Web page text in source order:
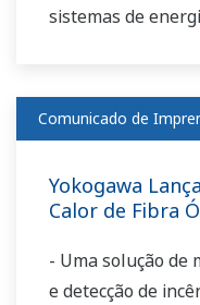
sistemas de
Comunicado de
Yokogawa
Calor de Fibra
- Uma solução de
e detecção de